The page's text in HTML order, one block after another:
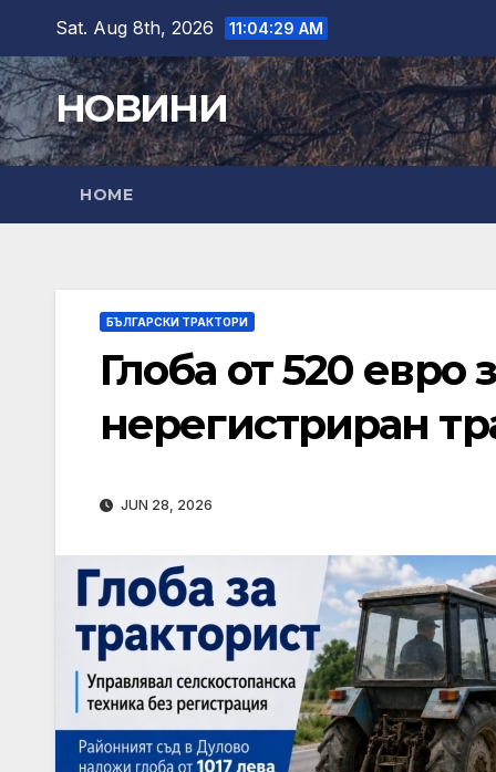
content
Sat. Aug 8th, 2026 11:04:31 AM
НОВИНИ
HOME
БЪЛГАРСКИ ТРАКТОРИ
Глоба от 520 евро
нерегистриран
JUN 28, 2026